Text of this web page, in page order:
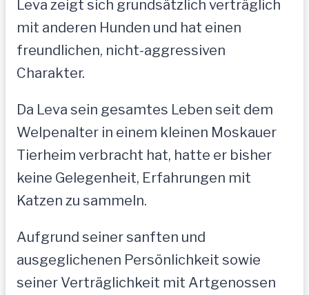
Leva zeigt sich grundsätzlich verträglich
mit anderen Hunden und hat einen
freundlichen, nicht-aggressiven
Charakter.
Da Leva sein gesamtes Leben seit dem
Welpenalter in einem kleinen Moskauer
Tierheim verbracht hat, hatte er bisher
keine Gelegenheit, Erfahrungen mit
Katzen zu sammeln.
Aufgrund seiner sanften und
ausgeglichenen Persönlichkeit sowie
seiner Verträglichkeit mit Artgenossen